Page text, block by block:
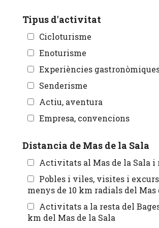
Tipus d'activitat
Cicloturisme
Enoturisme
Experiències
Senderisme
Actiu, aventura
Empresa, convencions
Distancia de Mas de la Sala
Activitats al Mas de la Sala i
Pobles i viles, visites i
menys de 10 km radials del Mas
Activitats a la resta del
km del Mas de la Sala